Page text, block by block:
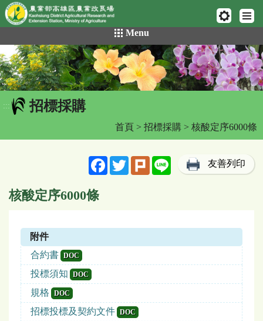
網頁置頂
到
主
要
內
容
區
Menu
::: 招標採購
首頁 > 招標採購 > 核酸定序6000條
FacebookTwitterPlurk Line 友善列印
核酸定序6000條
附件
合約書 DOC
投標須知 DOC
規格 DOC
招標投標及契約文件 DOC